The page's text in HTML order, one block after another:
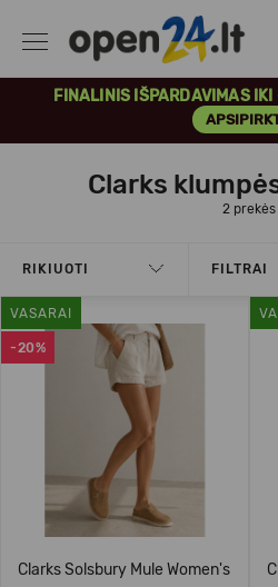
FINALINIS IŠPARDAVIMAS
Clarks
2 prekės
RIKIUOTI FILTRAI
-20%
VASARAI
Clarks Solsbury Mule Women's